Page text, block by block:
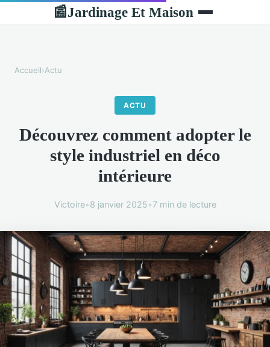
📰Jardinage Et Maison
Accueil›Actu
ACTU
Découvrez comment adopter le
style industriel en déco
intérieure
Victoire•8 janvier 2025•7 min de lecture